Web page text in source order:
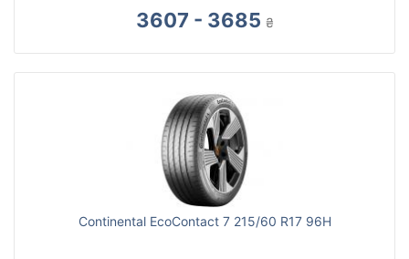
3607 - 3685 ₴
Continental EcoContact 7 215/60 R17 96H